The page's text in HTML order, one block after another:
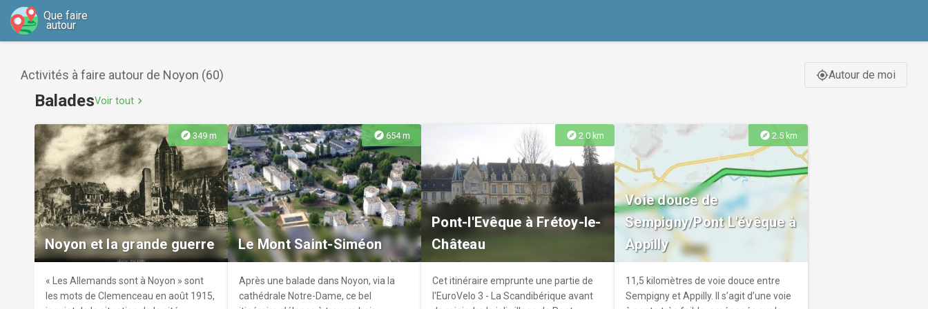
Que faire
autour
Activités à faire autour de Noyon (60) gps_fixedAutour de moi
BaladesVoir tout chevron_right
explore 349 m
Noyon et la grande guerre
« Les Allemands sont à Noyon » sont
les mots de Clemenceau en août 1915,
explore 654 m
Le Mont Saint-Siméon
Après une balade dans Noyon, via la
cathédrale Notre-Dame, ce bel
explore 2.0 km
Pont-l'Evêque à Frétoy-le-
Château
Cet itinéraire emprunte une partie de
l'EuroVelo 3 - La Scandibérique avant
explore 2.5 km
Voie douce de
Sempigny/Pont L'évêque à
Appilly
11,5 kilomètres de voie douce entre
Sempigny et Appilly. Il s’agit d’une voie